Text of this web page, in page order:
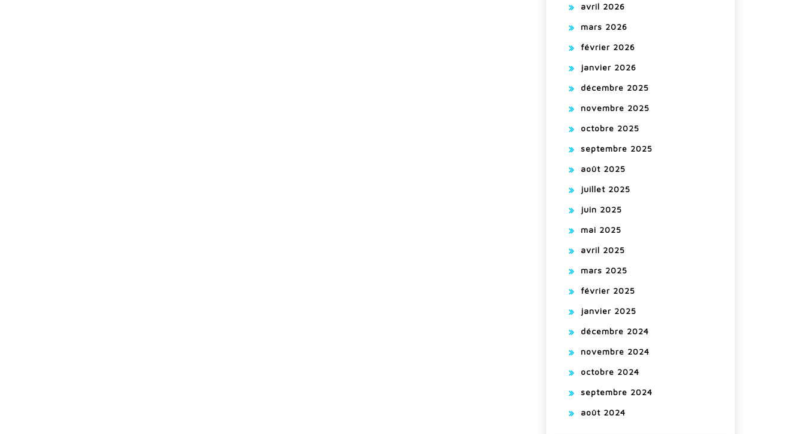
avril 2026
mars 2026
février 2026
janvier 2026
décembre 2025
novembre 2025
octobre 2025
septembre 2025
août 2025
juillet 2025
juin 2025
mai 2025
avril 2025
mars 2025
février 2025
janvier 2025
décembre 2024
novembre 2024
octobre 2024
septembre 2024
août 2024